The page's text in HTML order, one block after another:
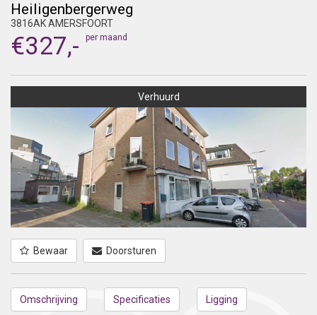
Heiligenbergerweg
3816AK AMERSFOORT
€327,- per maand
Verhuurd
Bewaar Doorsturen
Omschrijving Specificaties Ligging